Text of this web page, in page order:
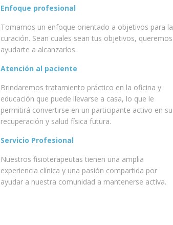
Enfoque profesional
Tomamos un enfoque orientado a objetivos para la
curación. Sean cuales sean tus objetivos, queremos
ayudarte a alcanzarlos.
Atención al paciente
Brindaremos tratamiento práctico en la oficina y
educación que puede llevarse a casa, lo que le
permitirá convertirse en un participante activo en su
recuperación y salud física futura.
Servicio Profesional
Nuestros fisioterapeutas tienen una amplia
experiencia clínica y una pasión compartida por
ayudar a nuestra comunidad a mantenerse activa.